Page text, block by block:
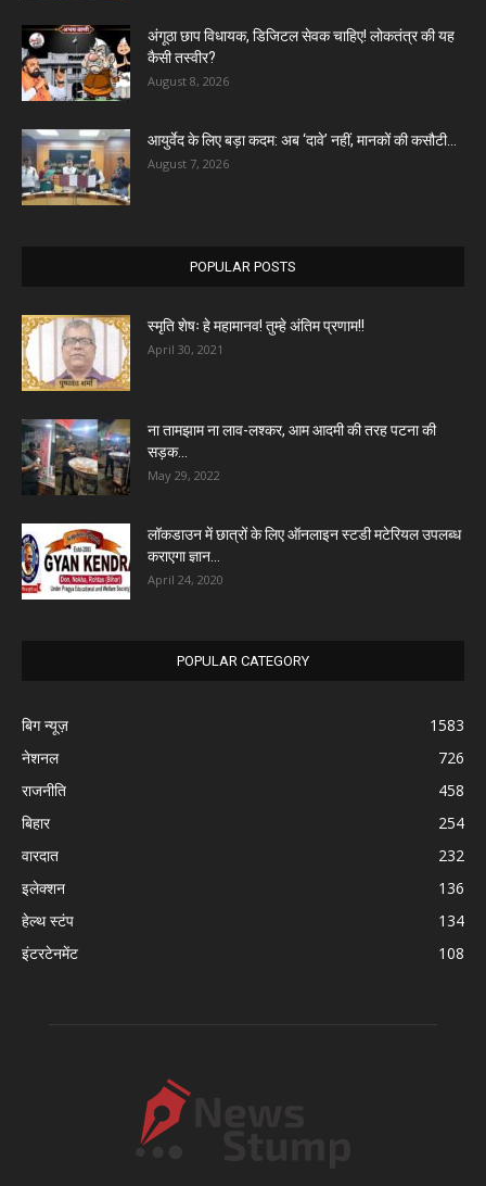
अंगूठा छाप विधायक, डिजिटल सेवक चाहिए! लोकतंत्र की यह
कैसी तस्वीर?
August 8, 2026
आयुर्वेद के लिए बड़ा कदम: अब ‘दावे’ नहीं, मानकों की कसौटी...
August 7, 2026
POPULAR POSTS
स्मृति शेषः हे महामानव! तुम्हे अंतिम प्रणाम!!
April 30, 2021
ना तामझाम ना लाव-लश्कर, आम आदमी की तरह पटना की
सड़क...
May 29, 2022
लॉकडाउन में छात्रों के लिए ऑनलाइन स्टडी मटेरियल उपलब्ध
कराएगा ज्ञान...
April 24, 2020
POPULAR CATEGORY
बिग न्यूज़
1583
नेशनल
726
राजनीति
458
बिहार
254
वारदात
232
इलेक्शन
136
हेल्थ स्टंप
134
इंटरटेनमेंट
108